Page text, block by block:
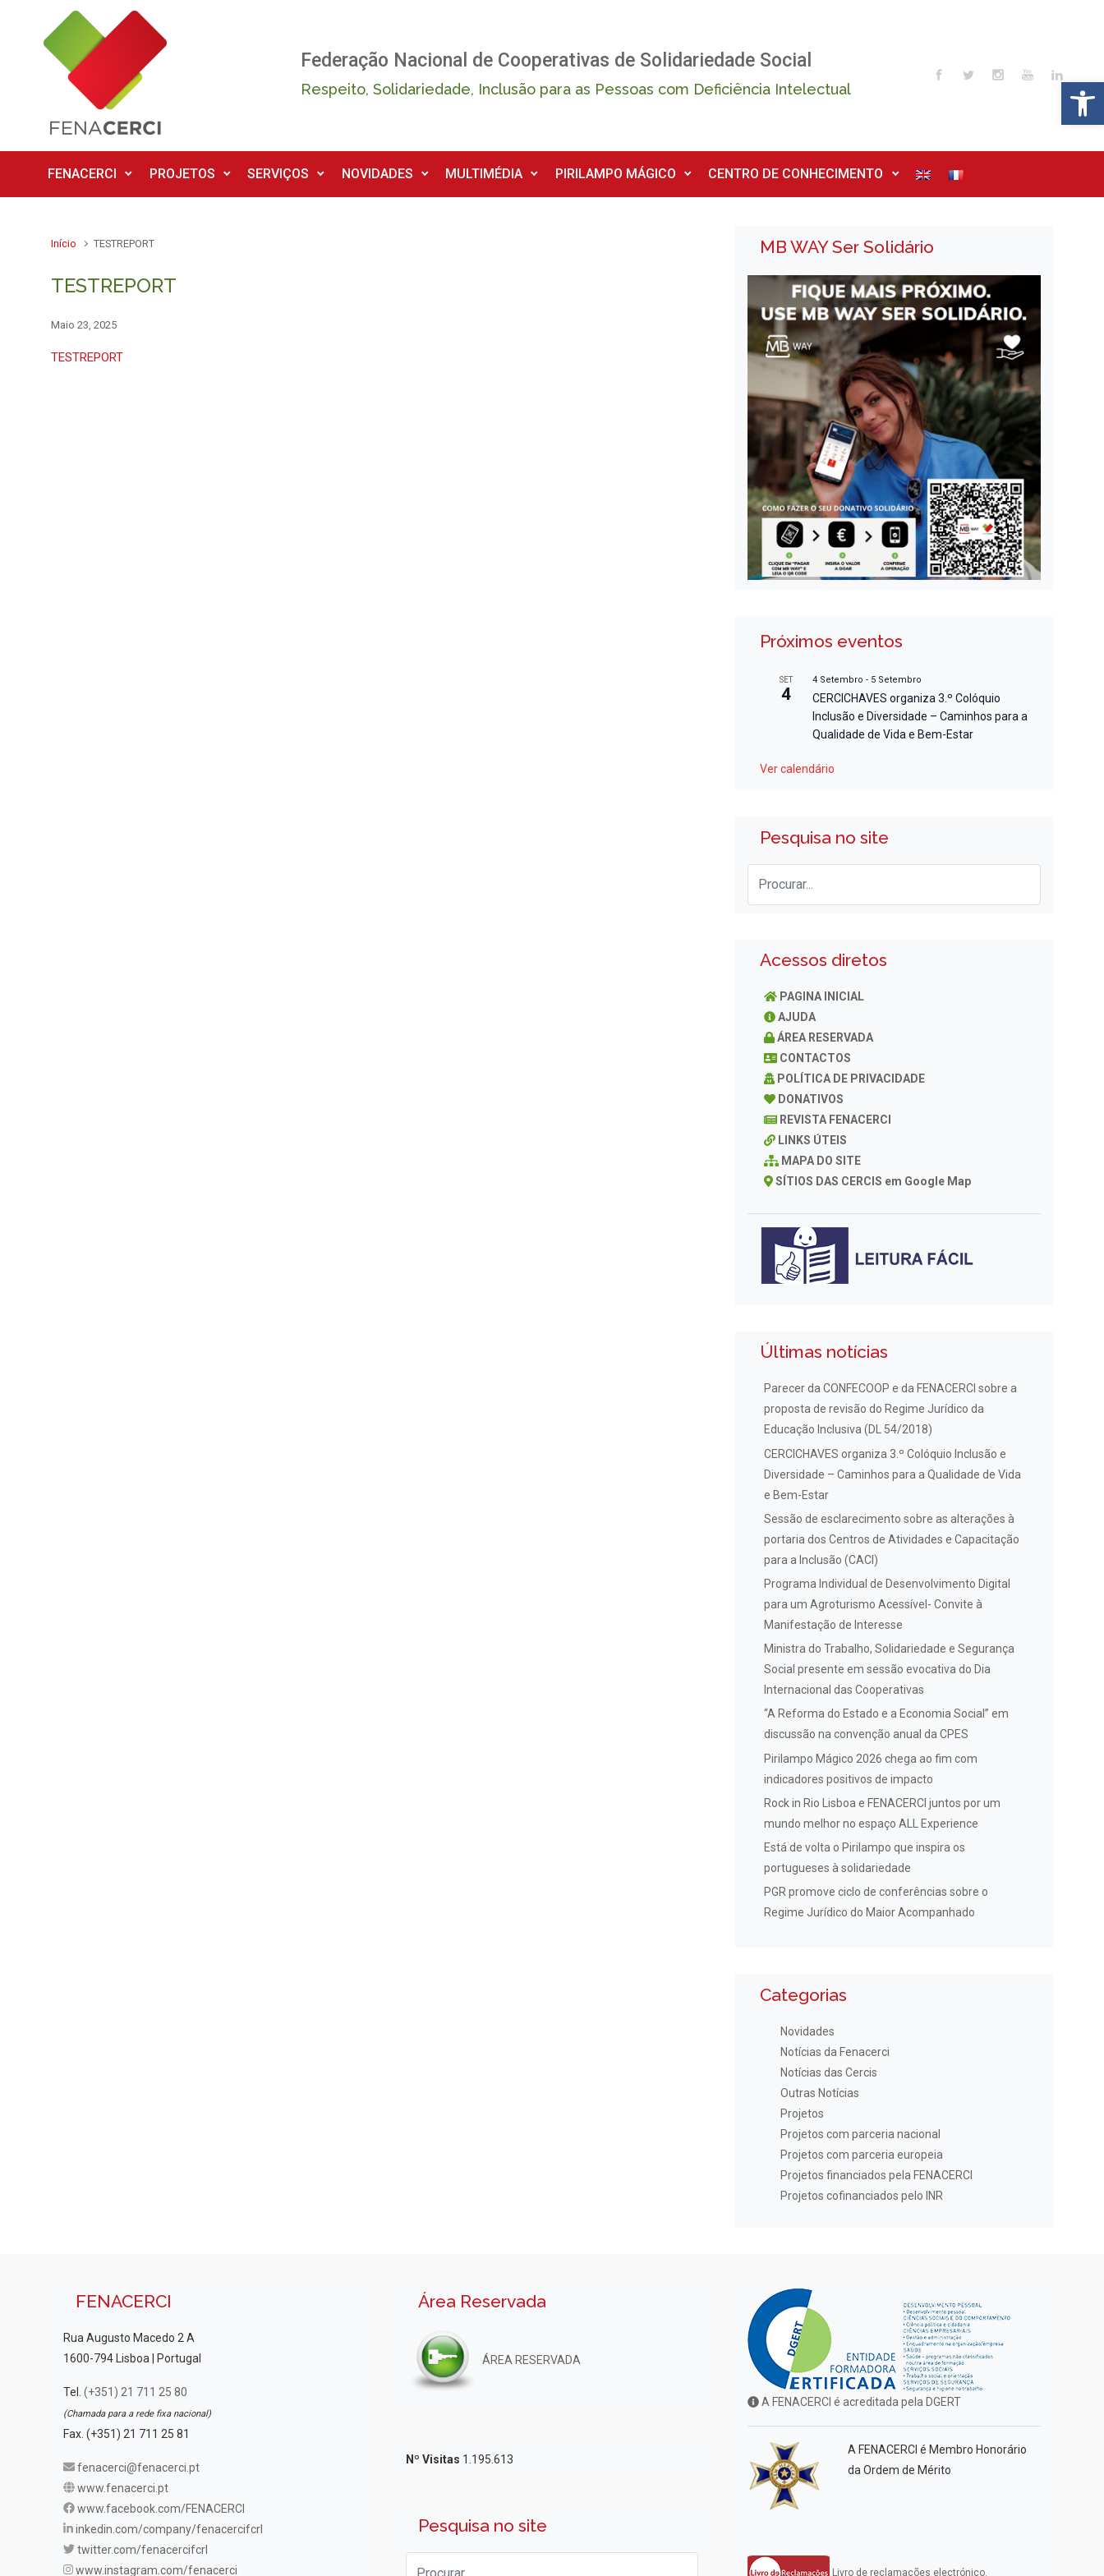
Skip to main content
Federação Nacional de Cooperativas de Solidariedade Social
Respeito, Solidariedade, Inclusão para as Pessoas com Deficiência Intelectual
FENACERCI PROJETOS SERVIÇOS NOVIDADES MULTIMÉDIA PIRILAMPO MÁGICO CENTRO DE CONHECIMENTO
Início TESTREPORT
TESTREPORT
Maio 23, 2025
TESTREPORT
MB WAY Ser Solidário
Próximos eventos
SET
4
4 Setembro - 5 Setembro
CERCICHAVES organiza 3.º Colóquio
Inclusão e Diversidade – Caminhos para a
Qualidade de Vida e Bem-Estar
Ver calendário
Pesquisa no site
Acessos diretos
PAGINA INICIAL
AJUDA
ÁREA RESERVADA
CONTACTOS
POLÍTICA DE PRIVACIDADE
DONATIVOS
REVISTA FENACERCI
LINKS ÚTEIS
MAPA DO SITE
SÍTIOS DAS CERCIS em Google Map
Últimas notícias
Parecer da CONFECOOP e da FENACERCI sobre a
proposta de revisão do Regime Jurídico da
Educação Inclusiva (DL 54/2018)
CERCICHAVES organiza 3.º Colóquio Inclusão e
Diversidade – Caminhos para a Qualidade de Vida
e Bem-Estar
Sessão de esclarecimento sobre as alterações à
portaria dos Centros de Atividades e Capacitação
para a Inclusão (CACI)
Programa Individual de Desenvolvimento Digital
para um Agroturismo Acessível- Convite à
Manifestação de Interesse
Ministra do Trabalho, Solidariedade e Segurança
Social presente em sessão evocativa do Dia
Internacional das Cooperativas
“A Reforma do Estado e a Economia Social” em
discussão na convenção anual da CPES
Pirilampo Mágico 2026 chega ao fim com
indicadores positivos de impacto
Rock in Rio Lisboa e FENACERCI juntos por um
mundo melhor no espaço ALL Experience
Está de volta o Pirilampo que inspira os
portugueses à solidariedade
PGR promove ciclo de conferências sobre o
Regime Jurídico do Maior Acompanhado
Categorias
Novidades
Notícias da Fenacerci
Notícias das Cercis
Outras Notícias
Projetos
Projetos com parceria nacional
Projetos com parceria europeia
Projetos financiados pela FENACERCI
Projetos cofinanciados pelo INR
FENACERCI
Rua Augusto Macedo 2 A
1600-794 Lisboa | Portugal
Tel. (+351) 21 711 25 80
(Chamada para a rede fixa nacional)
Fax. (+351) 21 711 25 81
fenacerci@fenacerci.pt
www.fenacerci.pt
www.facebook.com/FENACERCI
inkedin.com/company/fenacercifcrl
twitter.com/fenacercifcrl
www.instagram.com/fenacerci
Área Reservada
ÁREA RESERVADA
Nº Visitas 1.195.613
Pesquisa no site
A FENACERCI é acreditada pela DGERT
A FENACERCI é Membro Honorário
da Ordem de Mérito
Livro de reclamações electrónico.